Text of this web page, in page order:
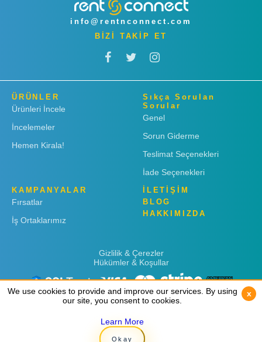
info@rentnconnect.com
BİZİ TAKİP ET
ÜRÜNLER
Ürünleri İncele
İncelemeler
Hemen Kirala!
Sıkça Sorulan
Sorular
Genel
Sorun Giderme
Teslimat Seçenekleri
İade Seçenekleri
KAMPANYALAR
Fırsatlar
İş Ortaklarımız
İLETİŞİM
BLOG
HAKKIMIZDA
Gizlilik & Çerezler
Hükümler & Koşullar
Copyright © 2019 Rent 'n Connect
We use cookies to provide and improve our services. By using
our site, you consent to cookies.
Learn More
Okay
x
We use cookies to provide and improve our services. By using
our site, you consent to cookies.
Learn More
Okay
x